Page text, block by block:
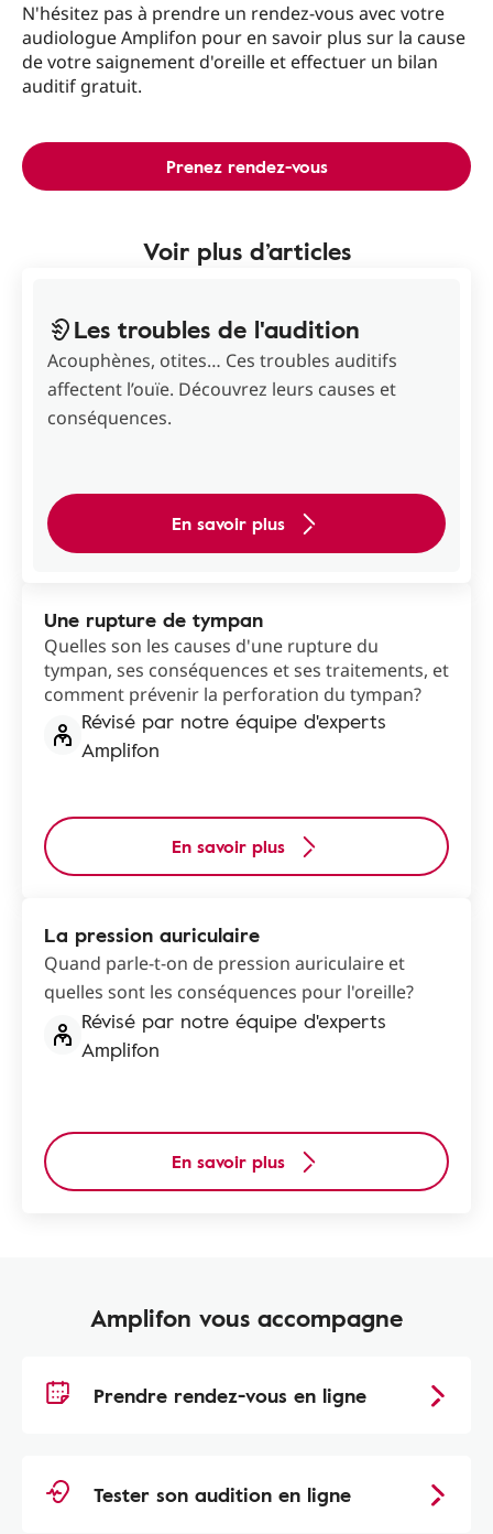
N'hésitez pas à prendre un rendez-vous avec votre
audiologue Amplifon pour en savoir plus sur la cause
de votre saignement d'oreille et effectuer un bilan
auditif gratuit.
Prenez rendez-vous
Voir plus d’articles
Les troubles de l'audition
Acouphènes, otites… Ces troubles auditifs
affectent l’ouïe. Découvrez leurs causes et
conséquences.
En savoir plus
Une rupture de tympan
Quelles son les causes d'une rupture du
tympan, ses conséquences et ses traitements, et
comment prévenir la perforation du tympan?
Révisé par notre équipe d'experts
Amplifon
En savoir plus
La pression auriculaire
Quand parle-t-on de pression auriculaire et
quelles sont les conséquences pour l'oreille?
Révisé par notre équipe d'experts
Amplifon
En savoir plus
Amplifon vous accompagne
Prendre rendez-vous en ligne
Tester son audition en ligne